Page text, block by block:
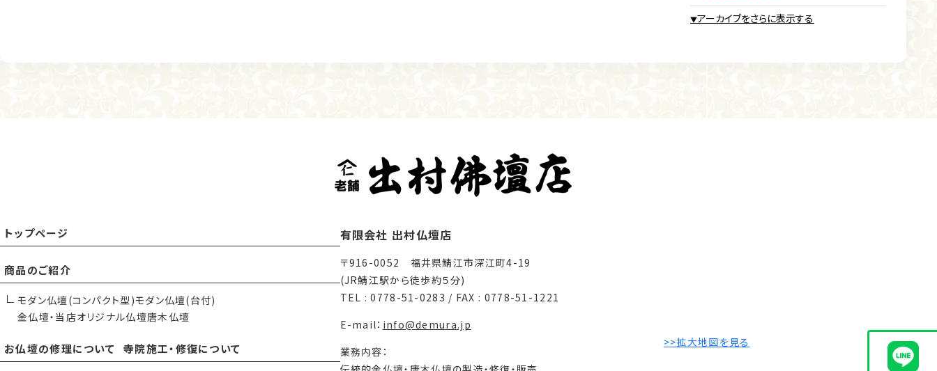
▼アーカイブをさらに表示する
トップページ
商品のご紹介
モダン仏壇(コンパクト型)モダン仏壇(台付)
金仏壇・当店オリジナル仏壇唐木仏壇
お仏壇の修理について 寺院施工・修復について
有限会社 出村仏壇店
〒916-0052 福井県鯖江市深江町4-19
(JR鯖江駅から徒歩約５分)
TEL : 0778-51-0283 / FAX : 0778-51-1221
E-mail： info@demura.jp
業務内容：
>>拡大地図を見る